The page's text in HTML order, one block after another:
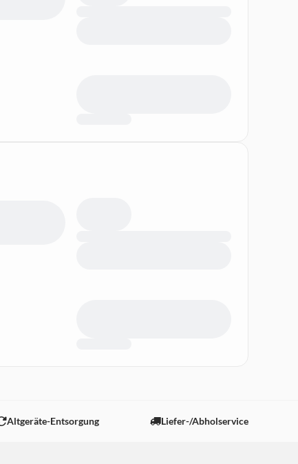
Altgeräte-Entsorgung Liefer-/Abholservice